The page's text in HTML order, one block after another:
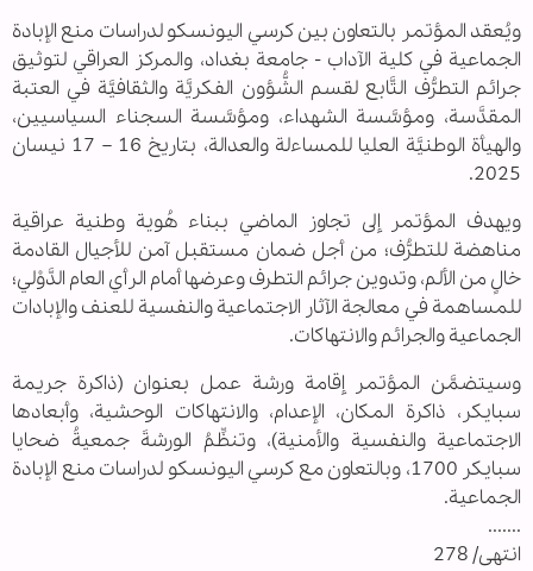
ويُعقد المؤتمر بالتعاون بين كرسي اليونسكو لدراسات منع الإبادة
الجماعية في كلية الآداب - جامعة بغداد، والمركز العراقي لتوثيق
جرائم التطرُّف التَّابع لقسم الشُّؤون الفكريَّة والثقافيَّة في العتبة
المقدَّسة، ومؤسَّسة الشهداء، ومؤسَّسة السجناء السياسيين،
والهيأة الوطنيَّة العليا للمساءلة والعدالة، بتاريخ 16 – 17 نيسان
2025.
ويهدف المؤتمر إلى تجاوز الماضي ببناء هُوية وطنية عراقية
مناهضة للتطرُّف؛ من أجل ضمان مستقبل آمن للأجيال القادمة
خالٍ من الألم، وتدوين جرائم التطرف وعرضها أمام الرأي العام الدَّوْلي؛
للمساهمة في معالجة الآثار الاجتماعية والنفسية للعنف والإبادات
الجماعية والجرائم والانتهاكات.
‏وسيتضمَّن المؤتمر إقامة ورشة عمل بعنوان (ذاكرة جريمة
سبايكر، ذاكرة المكان، الإعدام، والانتهاكات الوحشية، وأبعادها
الاجتماعية والنفسية والأمنية)، وتنظِّمُ الورشةَ جمعيةُ ضحايا
سبايكر 1700، وبالتعاون مع كرسي اليونسكو لدراسات منع الإبادة
الجماعية.
.......
انتهى/ 278